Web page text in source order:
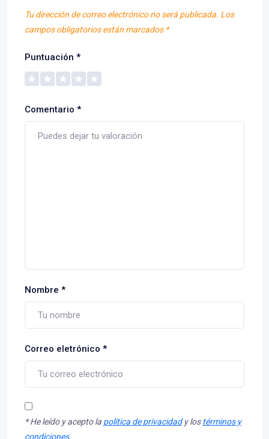
Tu dirección de correo electrónico no será publicada. Los
campos obligatorios están marcados *
Puntuación *
Comentario *
Nombre *
Correo eletrónico *
*He leído y acepto la política de privacidady lostérminos y
condiciones.